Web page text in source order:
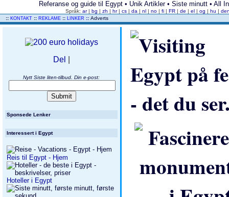
Referanse og guide til Egypt • Unik Artikler • Siste minutt • All
Språk: ar | bg | zh | hr | cs | da | nl | no | fi | FR | de | el | og | hu |
:: KONTAKT :: REKLAME :: LINKER :: Adverts
Del
Nytt Siste liten-tilbud. Din e-post:
Sponsede Lenker
Interessert i Egypt
Reis til Egypt - Hjem
Hoteller i Egypt